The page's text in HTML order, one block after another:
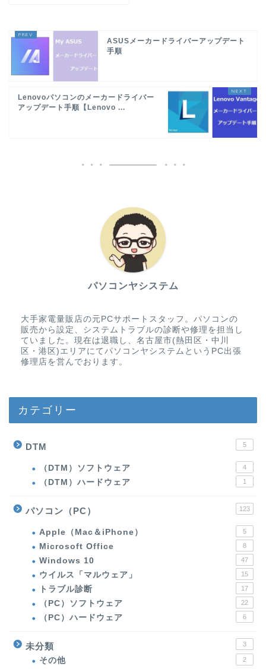
ASUSメーカードライバーアップデート
手順
Lenovoパソコンのメーカードライバー
アップデート手順【Lenovo ...
パソコンヤシステム
大手家電量販店の元PCサポートスタッフ。パソコンの
販売から設定、システムトラブルの診断や修理を担当し
ていました。現在は退職し、名古屋市(熱田区・中川
区・港区)エリアにてパソコンヤシステムというPC出張
修理店を営んでおります。
カテゴリー
DTM 5
（DTM）ソフトウェア 4
（DTM）ハードウェア 1
パソコン（PC） 123
Apple（Mac＆iPhone） 5
Microsoft Office 8
Windows 10 47
ウイルス「マルウェア」 15
トラブル診断 17
（PC）ソフトウェア 22
（PC）ハードウェア 6
未分類 3
その他 2